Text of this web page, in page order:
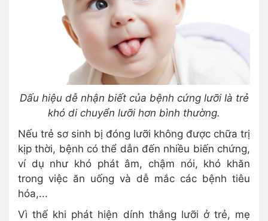
Dấu hiệu dễ nhận biết của bệnh cứng lưỡi là trẻ
khó di chuyển lưỡi hơn bình thường.
Nếu trẻ sơ sinh bị đóng lưỡi không được chữa trị
kịp thời, bệnh có thể dẫn đến nhiều biến chứng,
ví dụ như khó phát âm, chậm nói, khó khăn
trong việc ăn uống và dễ mắc các bệnh tiêu
hóa,...
Vì thế khi phát hiện dính thắng lưỡi ở trẻ, mẹ